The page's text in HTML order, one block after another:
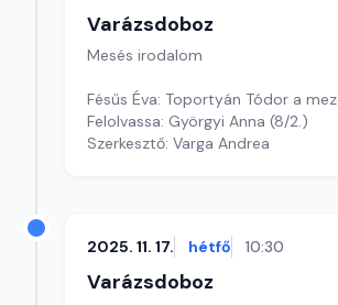
Varázsdoboz
Mesés irodalom
Fésűs Éva: Toportyán Tódor a
Felolvassa: Györgyi Anna (8/2.)
Szerkesztő: Varga Andrea
2025. 11. 17. hétfő 10:30
Varázsdoboz